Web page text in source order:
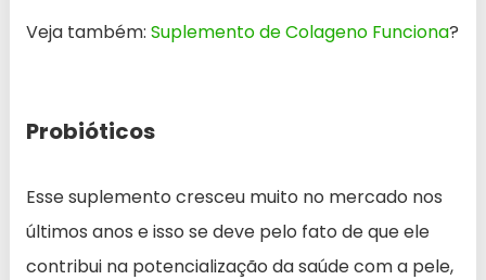
Veja também: Suplemento de Colageno Funciona?
Probióticos
Esse suplemento cresceu muito no mercado nos
últimos anos e isso se deve pelo fato de que ele
contribui na potencialização da saúde com a pele,